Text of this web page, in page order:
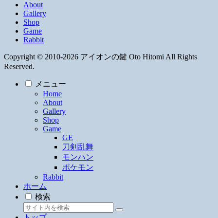
About
Gallery
Shop
Game
Rabbit
Copyright © 2010-2026 アイオンの鍵 Oto Hitomi All Rights
Reserved.
メニュー
Home
About
Gallery
Shop
Game
GE
刀剣乱舞
モンハン
ポケモン
Rabbit
ホーム
検索